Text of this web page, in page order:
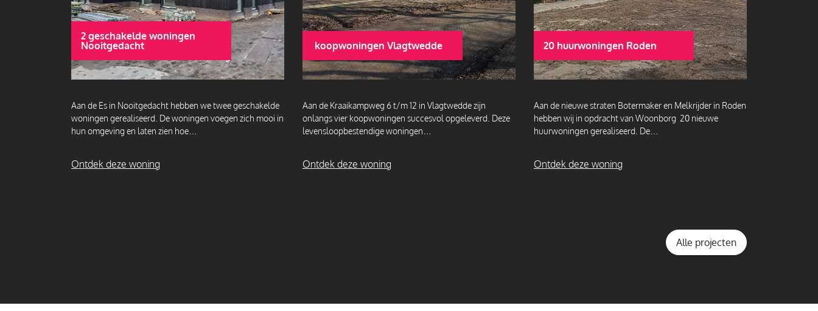
2 geschakelde woningen
Nooitgedacht
Aan de Es in Nooitgedacht hebben we twee geschakelde
woningen gerealiseerd. De woningen voegen zich mooi in
hun omgeving en laten zien hoe…
Ontdek deze woning
koopwoningen Vlagtwedde
Aan de Kraaikampweg 6 t/m 12 in Vlagtwedde zijn
onlangs vier koopwoningen succesvol opgeleverd. Deze
levensloopbestendige woningen…
Ontdek deze woning
20 huurwoningen Roden
Aan de nieuwe straten Botermaker en Melkrijder in Roden
hebben wij in opdracht van Woonborg 20 nieuwe
huurwoningen gerealiseerd. De…
Ontdek deze woning
Alle projecten